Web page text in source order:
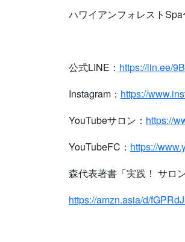
ハワイアンフォレスト
公式LINE： https://lin.ee/
Instagram： https://
YouTubeサロン： https://
YouTubeFC： https://
森代表著書「実践！ サロ
https://amzn.asia/d/